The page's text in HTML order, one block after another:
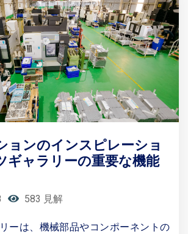
ョンのインスピレーショ
ギャラリーの重要な機能
583 見解
ーは、機械部品やコンポーネントの